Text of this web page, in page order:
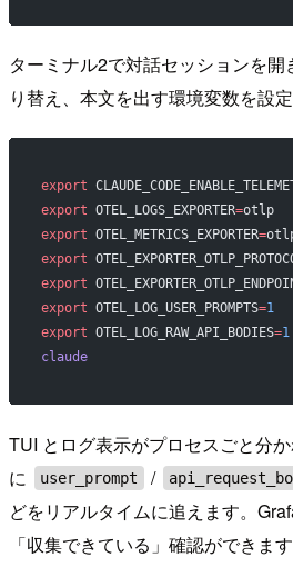
ターミナル2で対話セッションを
り替え、本文を出す環境変数を設定
export
export OTEL_LOGS_EXPORTER=otlp
export OTEL_METRICS_EXPORTER=
export
export
export OTEL_LOG_USER_PROMPTS=1
export OTEL_LOG_RAW_API_BODIES=1
claude
TUI とログ表示がプロセスごと分
に
user_prompt /
どをリアルタイムに追えます。
「収集できている」確認ができます